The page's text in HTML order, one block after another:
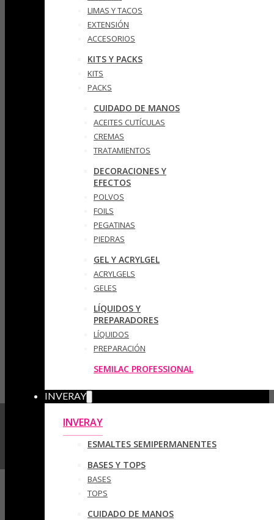
LIMAS Y TACOS
EXTENSIÓN
ACCESORIOS
KITS Y PACKS
KITS
PACKS
CUIDADO DE MANOS
ACEITES CUTÍCULAS
CREMAS
TRATAMIENTOS
DECORACIONES Y
EFECTOS
POLVOS
FOILS
PEGATINAS
PIEDRAS
GEL Y ACRYLGEL
ACRYLGELS
GELES
LÍQUIDOS Y
PREPARADORES
LÍQUIDOS
PREPARACIÓN
SEMILAC PROFESSIONAL
INVERAY
INVERAY
ESMALTES SEMIPERMANENTES
BASES Y TOPS
BASES
TOPS
CUIDADO DE MANOS